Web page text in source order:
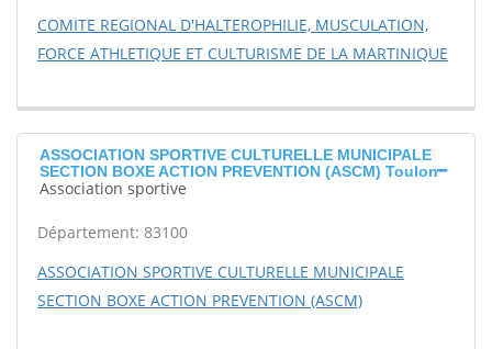
COMITE REGIONAL D'HALTEROPHILIE, MUSCULATION,
FORCE ATHLETIQUE ET CULTURISME DE LA MARTINIQUE
ASSOCIATION SPORTIVE CULTURELLE MUNICIPALE
SECTION BOXE ACTION PREVENTION (ASCM) Toulon
Association sportive
Département: 83100
ASSOCIATION SPORTIVE CULTURELLE MUNICIPALE
SECTION BOXE ACTION PREVENTION (ASCM)